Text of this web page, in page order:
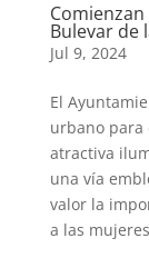
Bulevar de
Jul 9, 2024
El
urbano para
atractiva
una vía
valor la
a las